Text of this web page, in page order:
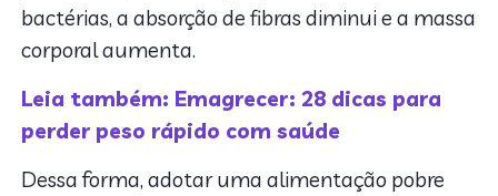
bactérias, a absorção de fibras diminui e a massa
corporal aumenta.
Leia também: Emagrecer: 28 dicas para
perder peso rápido com saúde
Dessa forma, adotar uma alimentação pobre